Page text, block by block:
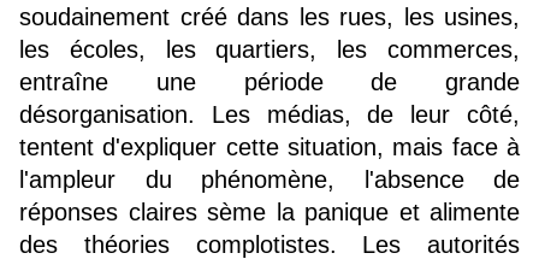
soudainement créé dans les rues, les usines,
les écoles, les quartiers, les commerces,
entraîne une période de grande
désorganisation. Les médias, de leur côté,
tentent d'expliquer cette situation, mais face à
l'ampleur du phénomène, l'absence de
réponses claires sème la panique et alimente
des théories complotistes. Les autorités